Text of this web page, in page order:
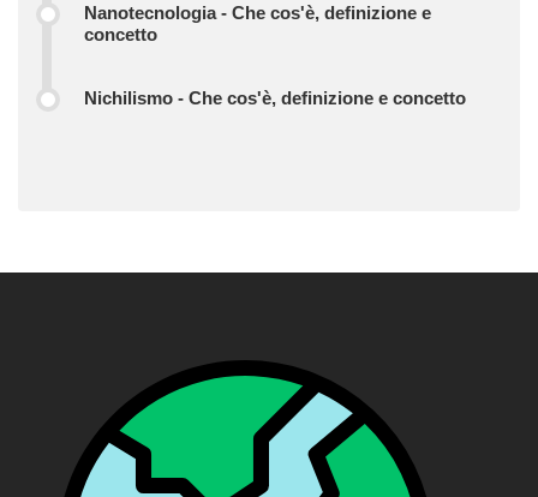
Nanotecnologia - Che cos'è, definizione e
concetto
Nichilismo - Che cos'è, definizione e concetto